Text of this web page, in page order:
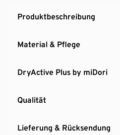
Produktbeschreibung
Material & Pflege
DryActive Plus by miDori
Qualität
Lieferung & Rücksendung